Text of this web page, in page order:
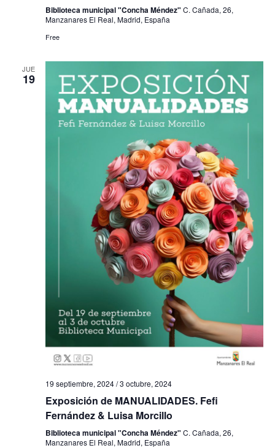
Biblioteca municipal "Concha Méndez" C. Cañada, 26,
Manzanares El Real, Madrid, España
Free
JUE
19
19 septiembre, 2024/3 octubre, 2024
Exposición de MANUALIDADES. Fefi
Fernández & Luisa Morcillo
Biblioteca municipal "Concha Méndez" C. Cañada, 26,
Manzanares El Real, Madrid, España